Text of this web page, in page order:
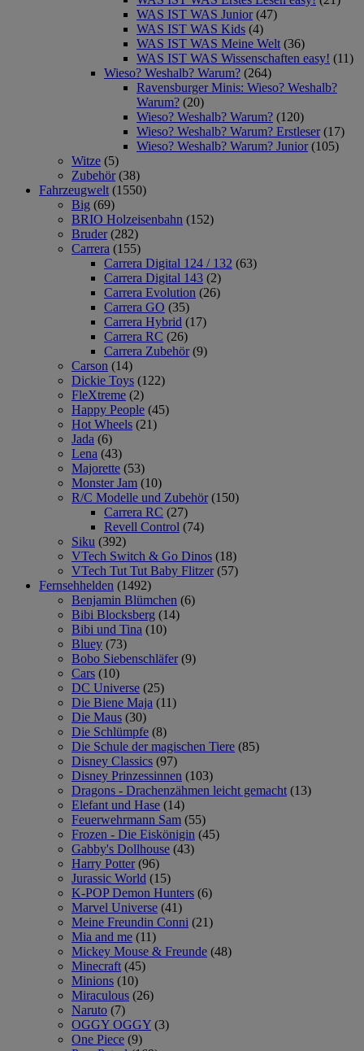
WAS IST WAS Junior (47)
WAS IST WAS Kids (4)
WAS IST WAS Meine Welt (36)
WAS IST WAS Wissenschaften easy! (11)
Wieso? Weshalb? Warum? (264)
Ravensburger Minis: Wieso? Weshalb?
Warum? (20)
Wieso? Weshalb? Warum? (120)
Wieso? Weshalb? Warum? Erstleser (17)
Wieso? Weshalb? Warum? Junior (105)
Witze (5)
Zubehör (38)
Fahrzeugwelt (1550)
Big (69)
BRIO Holzeisenbahn (152)
Bruder (282)
Carrera (155)
Carrera Digital 124 / 132 (63)
Carrera Digital 143 (2)
Carrera Evolution (26)
Carrera GO (35)
Carrera Hybrid (17)
Carrera RC (26)
Carrera Zubehör (9)
Carson (14)
Dickie Toys (122)
FleXtreme (2)
Happy People (45)
Hot Wheels (21)
Jada (6)
Lena (43)
Majorette (53)
Monster Jam (10)
R/C Modelle und Zubehör (150)
Carrera RC (27)
Revell Control (74)
Siku (392)
VTech Switch & Go Dinos (18)
VTech Tut Tut Baby Flitzer (57)
Fernsehhelden (1492)
Benjamin Blümchen (6)
Bibi Blocksberg (14)
Bibi und Tina (10)
Bluey (73)
Bobo Siebenschläfer (9)
Cars (10)
DC Universe (25)
Die Biene Maja (11)
Die Maus (30)
Die Schlümpfe (8)
Die Schule der magischen Tiere (85)
Disney Classics (97)
Disney Prinzessinnen (103)
Dragons - Drachenzähmen leicht gemacht (13)
Elefant und Hase (14)
Feuerwehrmann Sam (55)
Frozen - Die Eiskönigin (45)
Gabby's Dollhouse (43)
Harry Potter (96)
Jurassic World (15)
K-POP Demon Hunters (6)
Marvel Universe (41)
Meine Freundin Conni (21)
Mia and me (11)
Mickey Mouse & Freunde (48)
Minecraft (45)
Minions (10)
Miraculous (26)
Naruto (7)
OGGY OGGY (3)
One Piece (9)